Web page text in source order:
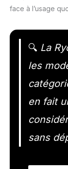
face à l’usage
🔍 La
les
en fait
sans